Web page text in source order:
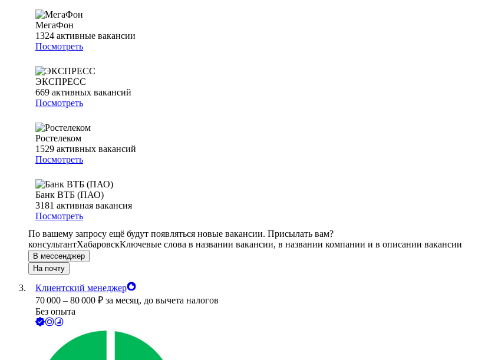
МегаФон
1324 активные вакансии
Посмотреть
ЭКСПРЕСС
669 активных вакансий
Посмотреть
Ростелеком
1529 активных вакансий
Посмотреть
Банк ВТБ (ПАО)
3181 активная вакансия
Посмотреть
По вашему запросу ещё будут появляться новые вакансии. Присылать вам?
консультантХабаровскКлючевые слова в названии вакансии, в названии компании и в описании вакансии
В мессенджер
На почту
Клиентский менеджер
70 000 – 80 000 ₽ за месяц, до вычета налогов
Без опыта